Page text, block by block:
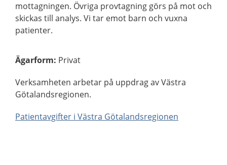
mottagningen. Övriga provtagning görs på mot och
skickas till analys. Vi tar emot barn och vuxna
patienter.
Ägarform: Privat
Verksamheten arbetar på uppdrag av Västra
Götalandsregionen.
Patientavgifter i Västra Götalandsregionen